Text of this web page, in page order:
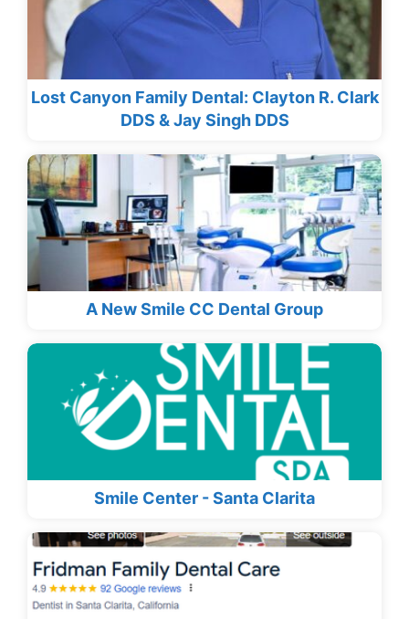
Lost Canyon Family Dental: Clayton R. Clark
DDS & Jay Singh DDS
A New Smile CC Dental Group
Smile Center - Santa Clarita